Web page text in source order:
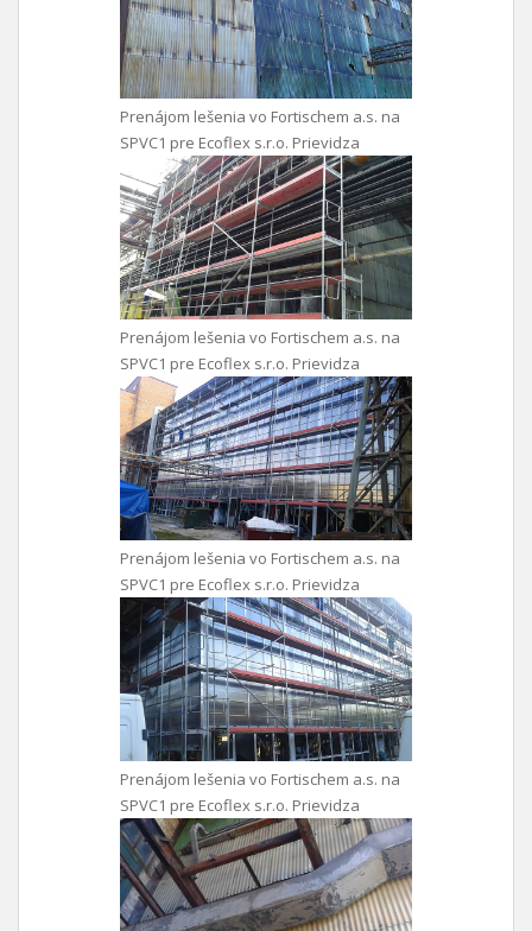
Prenájom lešenia vo Fortischem a.s. na
SPVC1 pre Ecoflex s.r.o. Prievidza
Prenájom lešenia vo Fortischem a.s. na
SPVC1 pre Ecoflex s.r.o. Prievidza
Prenájom lešenia vo Fortischem a.s. na
SPVC1 pre Ecoflex s.r.o. Prievidza
Prenájom lešenia vo Fortischem a.s. na
SPVC1 pre Ecoflex s.r.o. Prievidza